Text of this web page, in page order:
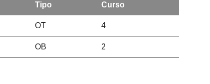
Tipo Curso
OT 4
OB 2